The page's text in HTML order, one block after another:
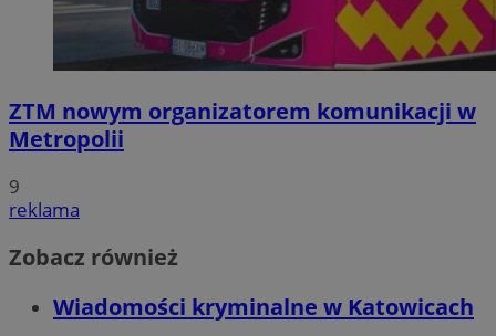
ZTM nowym organizatorem komunikacji w
Metropolii
9
reklama
Zobacz również
Wiadomości kryminalne w Katowicach